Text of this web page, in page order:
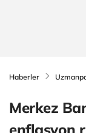
Haberler
Merkez